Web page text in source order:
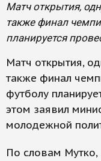
Матч открытия,
также финал
планируется
Матч открытия,
также финал
футболу
этом заявил
молодежной
По словам Мутко,